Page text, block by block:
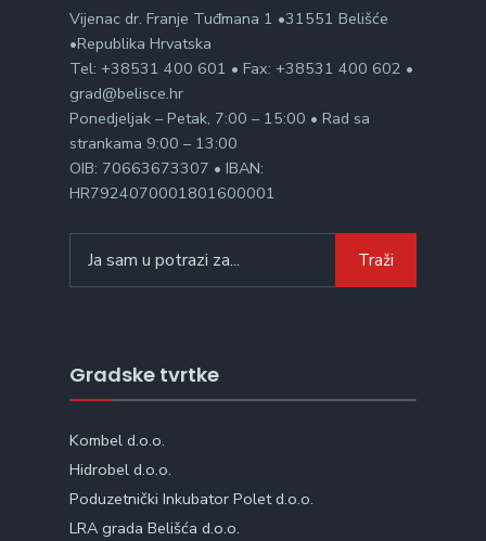
Vijenac dr. Franje Tuđmana 1 •31551 Belišće
•Republika Hrvatska
Tel: +38531 400 601 • Fax: +38531 400 602 •
grad@belisce.hr
Ponedjeljak – Petak, 7:00 – 15:00 • Rad sa
strankama 9:00 – 13:00
OIB: 70663673307 • IBAN:
HR7924070001801600001
for:
Traži
Gradske tvrtke
Kombel d.o.o.
Hidrobel d.o.o.
Poduzetnički Inkubator Polet d.o.o.
LRA grada Belišća d.o.o.